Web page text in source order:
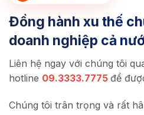
Đồng hành xu thế
doanh nghiệp cả
Liên hệ ngay với chúng tôi
hotline 09.3333.7775 để
Chúng tôi trân trọng và rất